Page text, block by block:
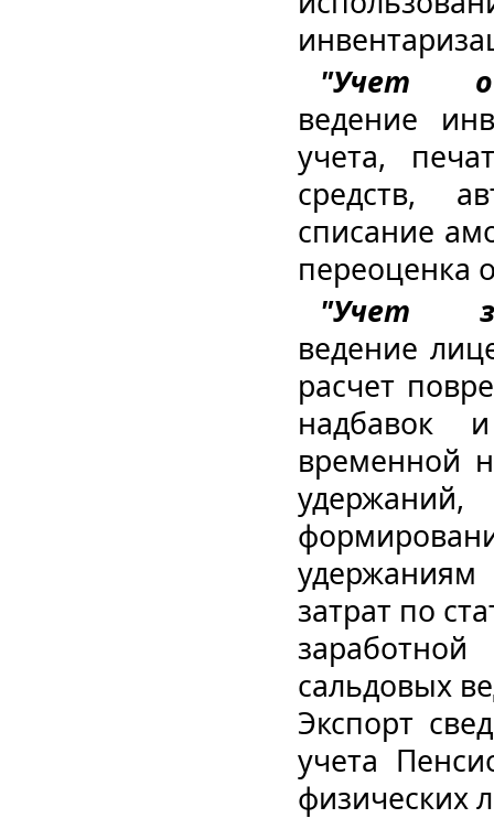
"Учет
ведение
учета,
средств,
cписание
переоценка
"Учет
ведение
расчет
надбавок
временной
затрат по
сальдовых
Экспорт
учета
физических